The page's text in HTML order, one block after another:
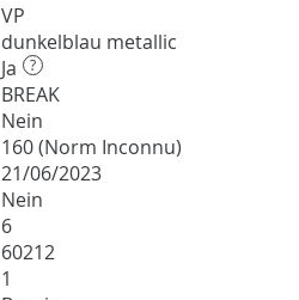
VP
dunkelblau metallic
Ja ?
BREAK
Nein
160 (Norm Inconnu)
21/06/2023
Nein
6
60212
1